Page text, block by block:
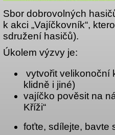
Sbor dobrovolných
k akci „Vajíčkovník“,
sdružení hasičů).
Úkolem výzvy je:
vytvořit velikonoční
klidně i jiné)
vajíčko pověsit na
Kříži“
foťte, sdílejte, bavte